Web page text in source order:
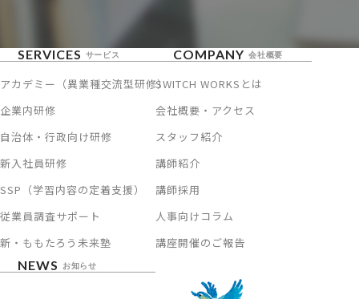
SERVICES サービス
アカデミー（異業種交流型研修）
企業内研修
自治体・行政向け研修
新入社員研修
SSP（学習内容の定着支援）
従業員調査サポート
新・ももたろう未来塾
COMPANY 会社概要
SWITCH WORKSとは
会社概要・アクセス
スタッフ紹介
講師紹介
講師採用
人事向けコラム
講座開催のご報告
NEWS
お知らせ